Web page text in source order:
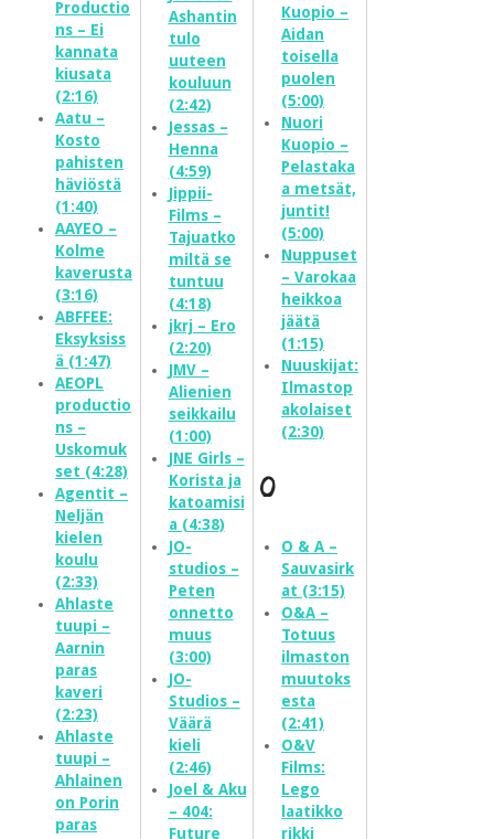
Productio
ns – Ei
kannata
kiusata
(2:16)
Aatu –
Kosto
pahisten
häviöstä
(1:40)
AAYEO –
Kolme
kaverusta
(3:16)
ABFFEE:
Eksyksiss
ä (1:47)
AEOPL
productio
ns –
Uskomuk
set (4:28)
Agentit –
Neljän
kielen
koulu
(2:33)
Ahlaste
tuupi –
Aarnin
paras
kaveri
(2:23)
Ahlaste
tuupi –
Ahlainen
on Porin
paras
Ashantin
tulo
uuteen
kouluun
(2:42)
Jessas –
Henna
(4:59)
Jippii-
Films –
Tajuatko
miltä se
tuntuu
(4:18)
jkrj – Ero
(2:20)
JMV –
Alienien
seikkailu
(1:00)
JNE Girls –
Korista ja
katoamisi
a (4:38)
JO-
studios –
Peten
onnetto
muus
(3:00)
JO-
Studios –
Väärä
kieli
(2:46)
Joel & Aku
– 404:
Future
Kuopio –
Aidan
toisella
puolen
(5:00)
Nuori
Kuopio –
Pelastaka
a metsät,
juntit!
(5:00)
Nuppuset
– Varokaa
heikkoa
jäätä
(1:15)
Nuuskijat:
Ilmastop
akolaiset
(2:30)
O
O & A –
Sauvasirk
at (3:15)
O&A –
Totuus
ilmaston
muutoks
esta
(2:41)
O&V
Films:
Lego
laatikko
rikki